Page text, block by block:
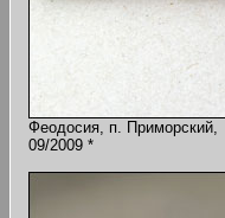
Феодосия, п. Приморский,
09/2009 *